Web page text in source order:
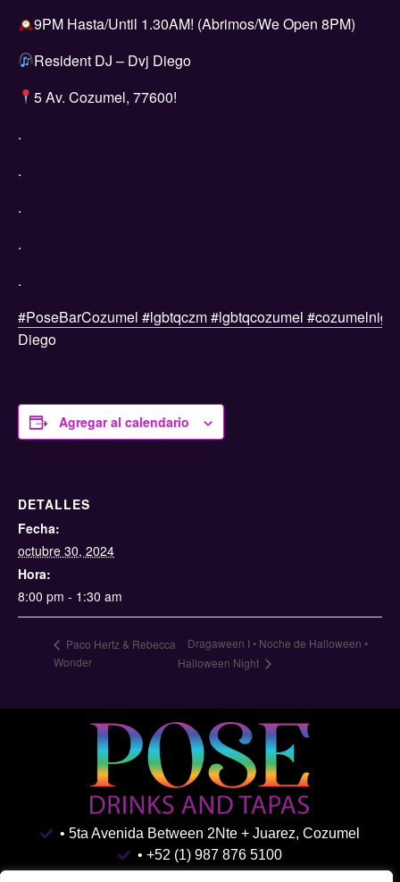
9PM Hasta/Until 1.30AM! (Abrimos/We Open 8PM)
Resident DJ – Dvj Diego
5 Av. Cozumel, 77600!
.
.
.
.
.
#PoseBarCozumel #lgbtqczm#lgbtqcozumel
Diego
Agregar al calendario
DETALLES
Fecha:
octubre 30, 2024
Hora:
8:00 pm - 1:30 am
Paco Hertz & Rebecca
Wonder
Dragaween I • Noche de Halloween •
Halloween Night
• 5ta Avenida Between 2Nte + Juarez, Cozumel
• +52 (1) 987 876 5100